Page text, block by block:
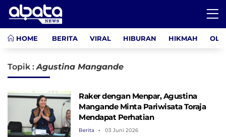
HOME BERITA VIRAL HIBURAN HIKMAH
Topik :Agustina Mangande
Raker dengan Menpar, Agustina
Mangande Minta Pariwisata Toraja
Mendapat Perhatian
Berita 03 Juni 2026